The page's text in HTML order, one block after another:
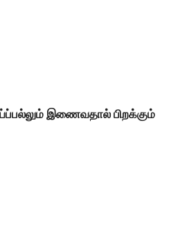
இணைவதால் பிறக்கும்